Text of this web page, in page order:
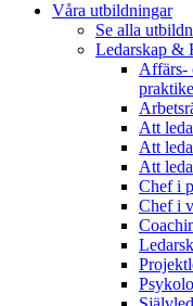
Våra utbildningar
Se alla
Ledarskap &
Affärs-
Att
Att
Att
Chef i
Chef i